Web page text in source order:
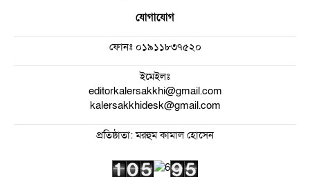
যোগাযোগ
ফোনঃ০১৯১১৮৩৭৫২০
ইমেইলঃ
editorkalersakkhi@gmail.com
kalersakkhidesk@gmail.com
প্রতিষ্ঠাতা: মরহুম কামাল হোসেন